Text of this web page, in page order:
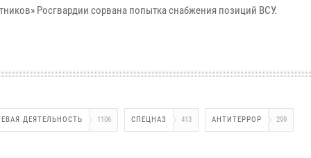
Росгвардии сорвана попытка снабжения позиций ВСУ.
ДЕЯТЕЛЬНОСТЬ 1106 СПЕЦНАЗ 413 АНТИТЕРРОР 299